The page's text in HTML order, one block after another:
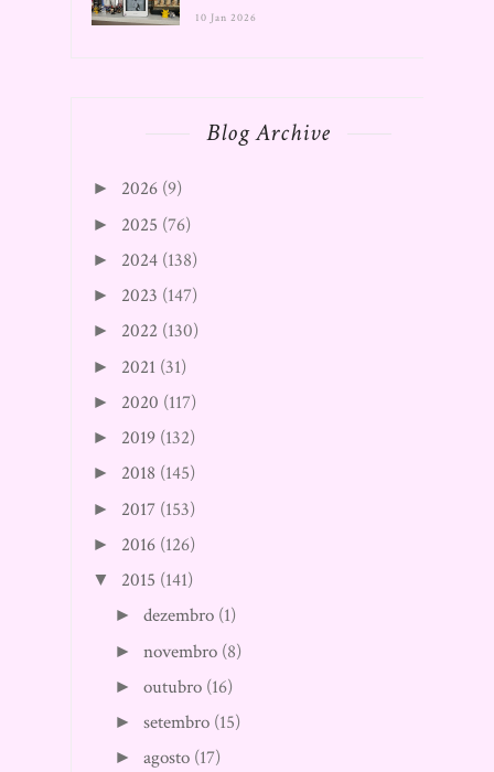
10 Jan 2026
Blog Archive
► 2026 (9)
► 2025 (76)
► 2024 (138)
► 2023 (147)
► 2022 (130)
► 2021 (31)
► 2020 (117)
► 2019 (132)
► 2018 (145)
► 2017 (153)
► 2016 (126)
▼ 2015 (141)
►dezembro (1)
►novembro (8)
►outubro (16)
►setembro (15)
►agosto (17)